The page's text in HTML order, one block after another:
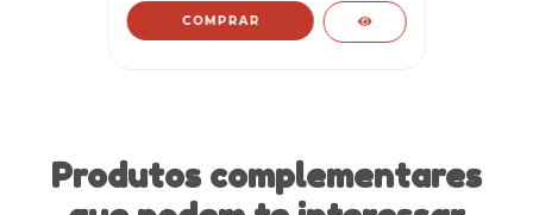
Produtos complementares